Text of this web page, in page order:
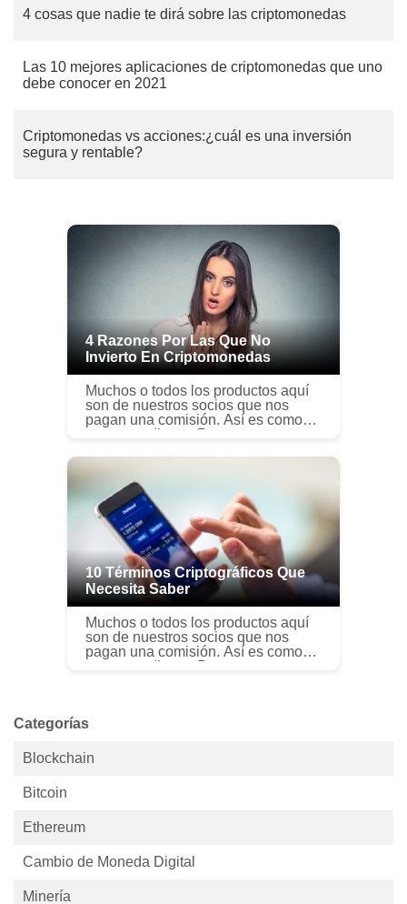
4 cosas que nadie te dirá sobre las criptomonedas
Las 10 mejores aplicaciones de criptomonedas que uno
debe conocer en 2021
Criptomonedas vs acciones:¿cuál es una inversión
segura y rentable?
4 Razones Por Las Que No
Invierto En Criptomonedas
Muchos o todos los productos aquí
son de nuestros socios que nos
pagan una comisión. Así es como
ganamos dinero. Pero nuestra
10 Términos Criptográficos Que
Necesita Saber
Muchos o todos los productos aquí
son de nuestros socios que nos
pagan una comisión. Así es como
ganamos dinero. Pero nuestra
Categorías
Blockchain
Bitcoin
Ethereum
Cambio de Moneda Digital
Minería